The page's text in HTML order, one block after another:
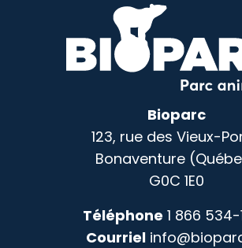
Bioparc
123, rue des Vieux-
Bonaventure
G0C 1E0
Téléphone 1 866 534-
Courriel